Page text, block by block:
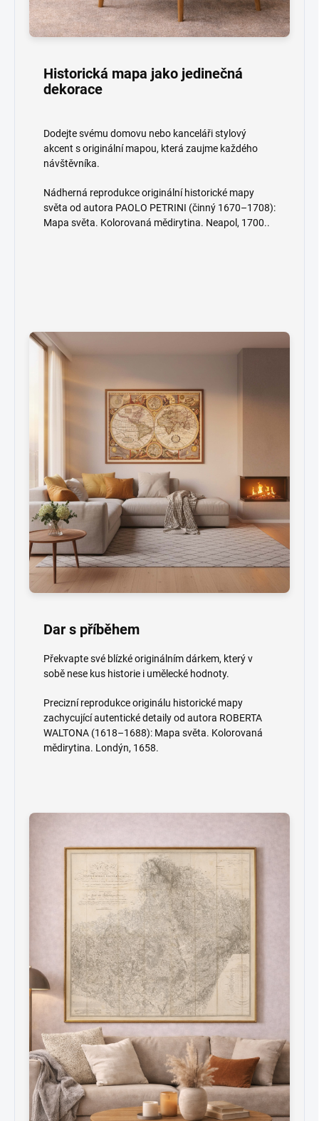
Historická mapa jako jedinečná
dekorace
Dodejte svému domovu nebo kanceláři stylový
akcent s originální mapou, která zaujme každého
návštěvníka.
Nádherná reprodukce originální historické mapy
světa od autora PAOLO PETRINI (činný 1670–1708):
Mapa světa. Kolorovaná mědirytina. Neapol, 1700..
Dar s příběhem
Překvapte své blízké originálním dárkem, který v
sobě nese kus historie i umělecké hodnoty.
Precizní reprodukce originálu historické mapy
zachycující autentické detaily od autora ROBERTA
WALTONA (1618–1688): Mapa světa. Kolorovaná
mědirytina. Londýn, 1658.